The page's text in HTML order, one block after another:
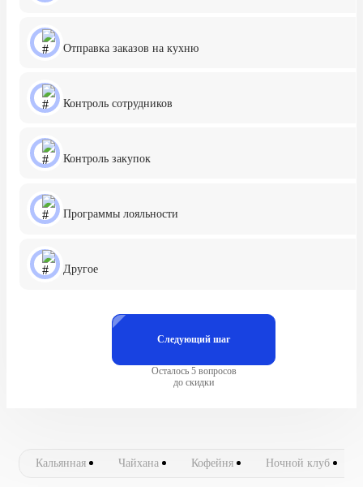
Отправка заказов на кухню
Контроль сотрудников
Контроль закупок
Программы лояльности
Другое
Следующий шаг
Осталось 5 вопросов
до скидки
Кальянная Чайхана Кофейня Ночной клуб